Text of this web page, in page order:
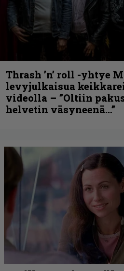
Thrash ’n’ roll -yhtye
levyjulkaisua
videolla – ”Oltiin
helvetin väsyneenä…”